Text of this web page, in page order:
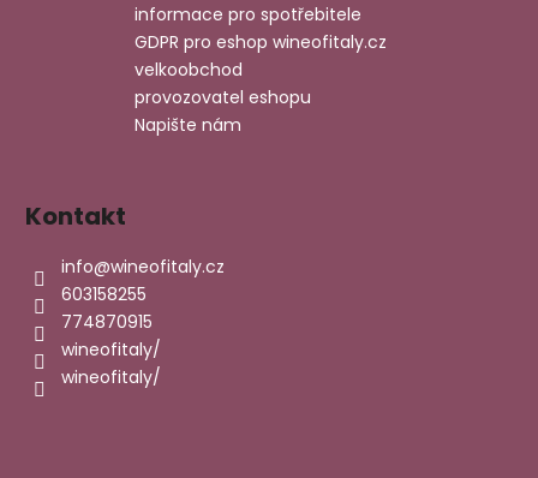
informace pro spotřebitele
GDPR pro eshop wineofitaly.cz
velkoobchod
provozovatel eshopu
Napište nám
Kontakt
info@wineofitaly.cz
603158255
774870915
wineofitaly/
wineofitaly/